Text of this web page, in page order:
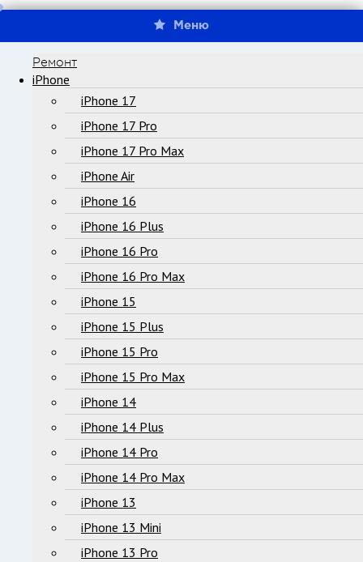
Меню
Ремонт
iPhone
iPhone 17
iPhone 17 Pro
iPhone 17 Pro Max
iPhone Air
iPhone 16
iPhone 16 Plus
iPhone 16 Pro
iPhone 16 Pro Max
iPhone 15
iPhone 15 Plus
iPhone 15 Pro
iPhone 15 Pro Max
iPhone 14
iPhone 14 Plus
iPhone 14 Pro
iPhone 14 Pro Max
iPhone 13
iPhone 13 Mini
iPhone 13 Pro